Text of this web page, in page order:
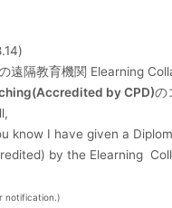
遠隔教育機関 Elearning
by CPD)の
know I have given a
by the Elearning
notification.)